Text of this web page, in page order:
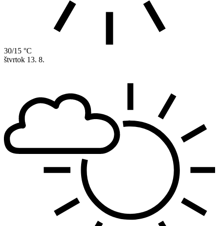
30/15 °C
štvrtok 13. 8.